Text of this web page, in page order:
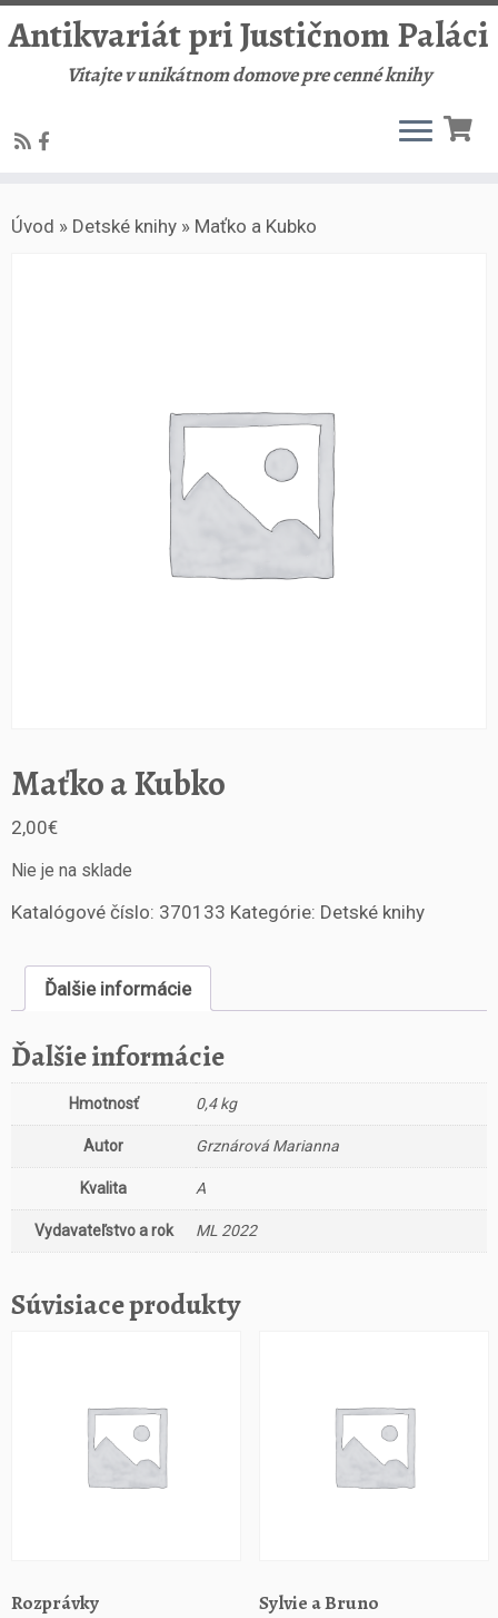
to
Antikvariát pri Justičnom Paláci
Vitajte v unikátnom domove pre cenné knihy
Úvod » Detské knihy » Maťko a Kubko
Maťko a Kubko
2,00€
Nie je na sklade
Katalógové číslo: 370133 Kategórie: Detské knihy
Ďalšie informácie
Ďalšie informácie
Hmotnosť 0,4 kg
Autor Grznárová Marianna
Kvalita A
Vydavateľstvo a rok ML 2022
Súvisiace produkty
Rozprávky Sylvie a Bruno